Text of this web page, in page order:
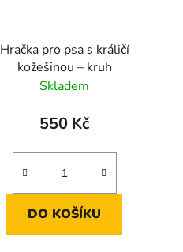
Hračka pro psa s králičí
kožešinou – kruh
Skladem
550 Kč
DO KOŠÍKU